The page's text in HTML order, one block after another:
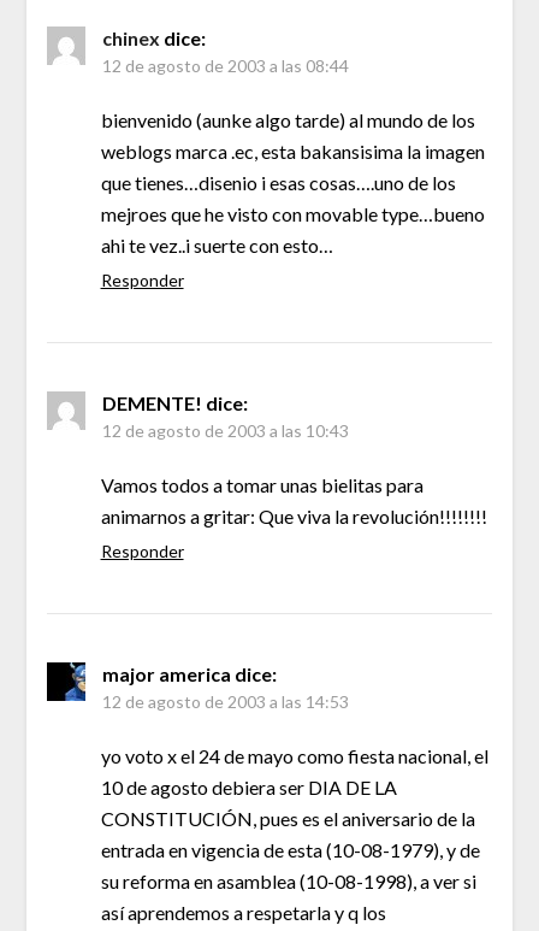
chinex dice:
12 de agosto de 2003 a las 08:44
bienvenido (aunke algo tarde) al mundo de los
weblogs marca .ec, esta bakansisima la imagen
que tienes…disenio i esas cosas….uno de los
mejroes que he visto con movable type…bueno
ahi te vez..i suerte con esto…
Responder
DEMENTE! dice:
12 de agosto de 2003 a las 10:43
Vamos todos a tomar unas bielitas para
animarnos a gritar: Que viva la revolución!!!!!!!!
Responder
major america dice:
12 de agosto de 2003 a las 14:53
yo voto x el 24 de mayo como fiesta nacional, el
10 de agosto debiera ser DIA DE LA
CONSTITUCIÓN, pues es el aniversario de la
entrada en vigencia de esta (10-08-1979), y de
su reforma en asamblea (10-08-1998), a ver si
así aprendemos a respetarla y q los